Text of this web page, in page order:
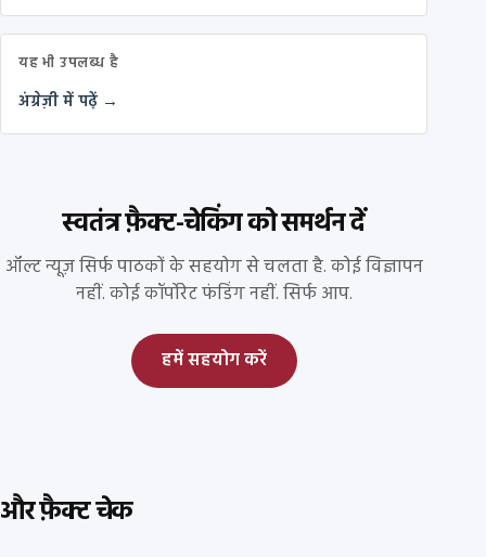
यह भी उपलब्ध है
अंग्रेज़ी में पढ़ें →
स्वतंत्र फ़ैक्ट-चेकिंग को समर्थन दें
ऑल्ट न्यूज़ सिर्फ पाठकों के सहयोग से चलता है. कोई विज्ञापन
नहीं. कोई कॉर्पोरेट फंडिंग नहीं. सिर्फ आप.
हमें सहयोग करें
और फ़ैक्ट चेक